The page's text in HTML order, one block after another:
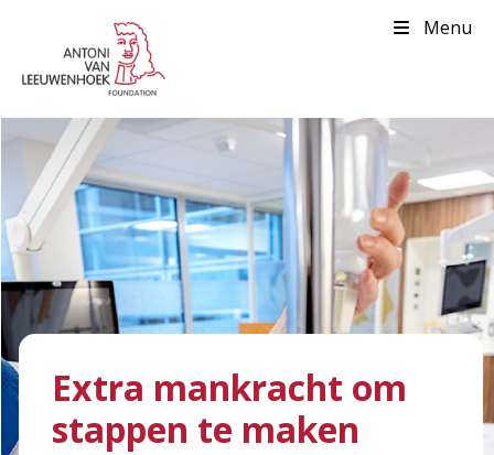
Menu
Extra mankracht om
stappen te maken